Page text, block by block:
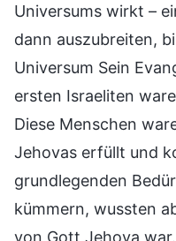
Universums wirkt –
dann auszubreiten,
Universum Sein
ersten Israeliten
Diese Menschen
Jehovas erfüllt und
grundlegenden
kümmern, wussten
von Gott Jehova